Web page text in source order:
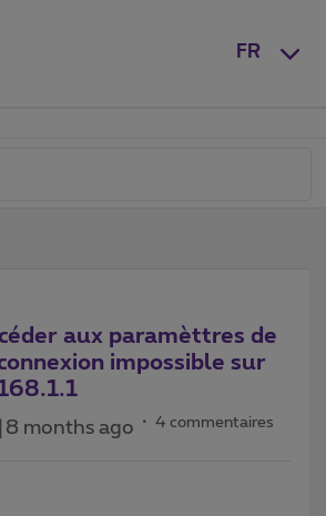
FR
aux paramèttres de
impossible sur
months ago 4 commentaires